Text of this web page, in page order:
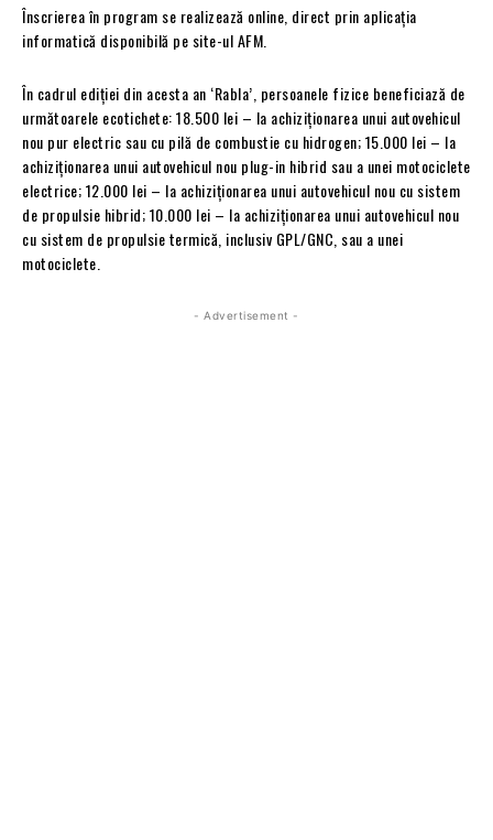
Înscrierea în program se realizează online, direct prin aplicația
informatică disponibilă pe site-ul AFM.
În cadrul ediției din acesta an ‘Rabla’, persoanele fizice beneficiază de
următoarele ecotichete: 18.500 lei – la achiziționarea unui autovehicul
nou pur electric sau cu pilă de combustie cu hidrogen; 15.000 lei – la
achiziționarea unui autovehicul nou plug-in hibrid sau a unei motociclete
electrice; 12.000 lei – la achiziționarea unui autovehicul nou cu sistem
de propulsie hibrid; 10.000 lei – la achiziționarea unui autovehicul nou
cu sistem de propulsie termică, inclusiv GPL/GNC, sau a unei
motociclete.
- Advertisement -